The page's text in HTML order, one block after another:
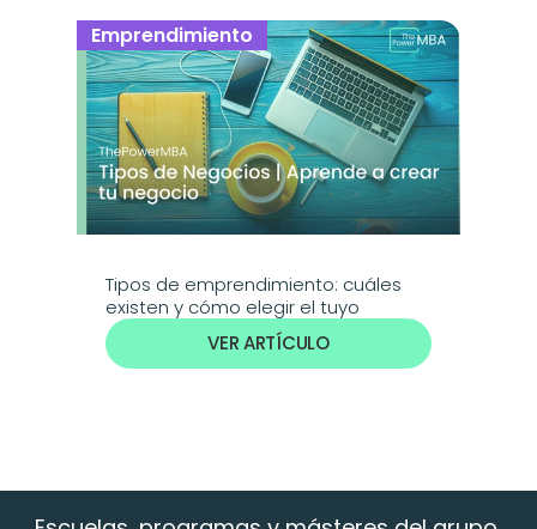
Emprendimiento
Tipos de emprendimiento: cuáles
existen y cómo elegir el tuyo
VER ARTÍCULO